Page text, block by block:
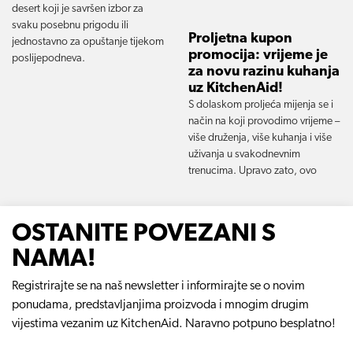
desert koji je savršen izbor za
svaku posebnu prigodu ili
jednostavno za opuštanje tijekom
poslijepodneva.
Proljetna kupon
promocija: vrijeme je
za novu razinu kuhanja
uz KitchenAid!
S dolaskom proljeća mijenja se i
način na koji provodimo vrijeme –
više druženja, više kuhanja i više
uživanja u svakodnevnim
trenucima. Upravo zato, ovo
OSTANITE POVEZANI S
NAMA!
Registrirajte se na naš newsletter i informirajte se o novim
ponudama, predstavljanjima proizvoda i mnogim drugim
vijestima vezanim uz KitchenAid. Naravno potpuno besplatno!